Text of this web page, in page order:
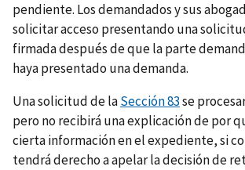
pendiente. Los demandados y sus
solicitar acceso presentando una
firmada después de que la parte
haya presentado una demanda.
Una solicitud de laSección 83se
pero no recibirá una explicación de por
cierta información en el expediente, si
tendrá derecho a apelar la decisión de